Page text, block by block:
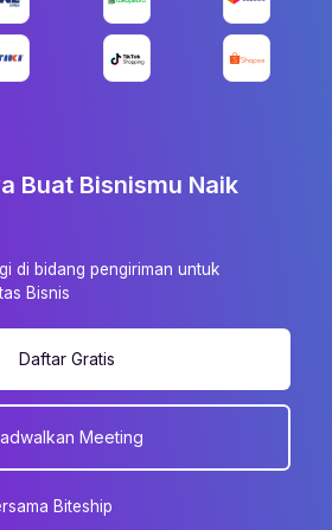
Buat Bisnismu Naik
di bidang pengiriman untuk
Bisnis
Daftar Gratis
Meeting
Biteship